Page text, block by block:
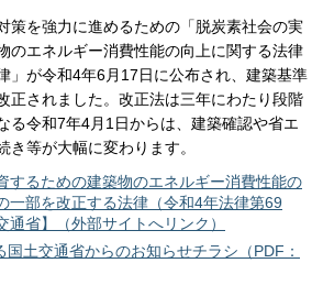
策を強力に進めるための「脱炭素社会の実
のエネルギー消費性能の向上に関する法律
」が令和4年6月17日に公布され、建築基準
正されました。改正法は三年にわたり段階
る令和7年4月1日からは、建築確認や省エ
き等が大幅に変わります。
するための建築物のエネルギー消費性能の
一部を改正する法律（令和4年法律第69
通省】（外部サイトへリンク）
土交通省からのお知らせチラシ（PDF：